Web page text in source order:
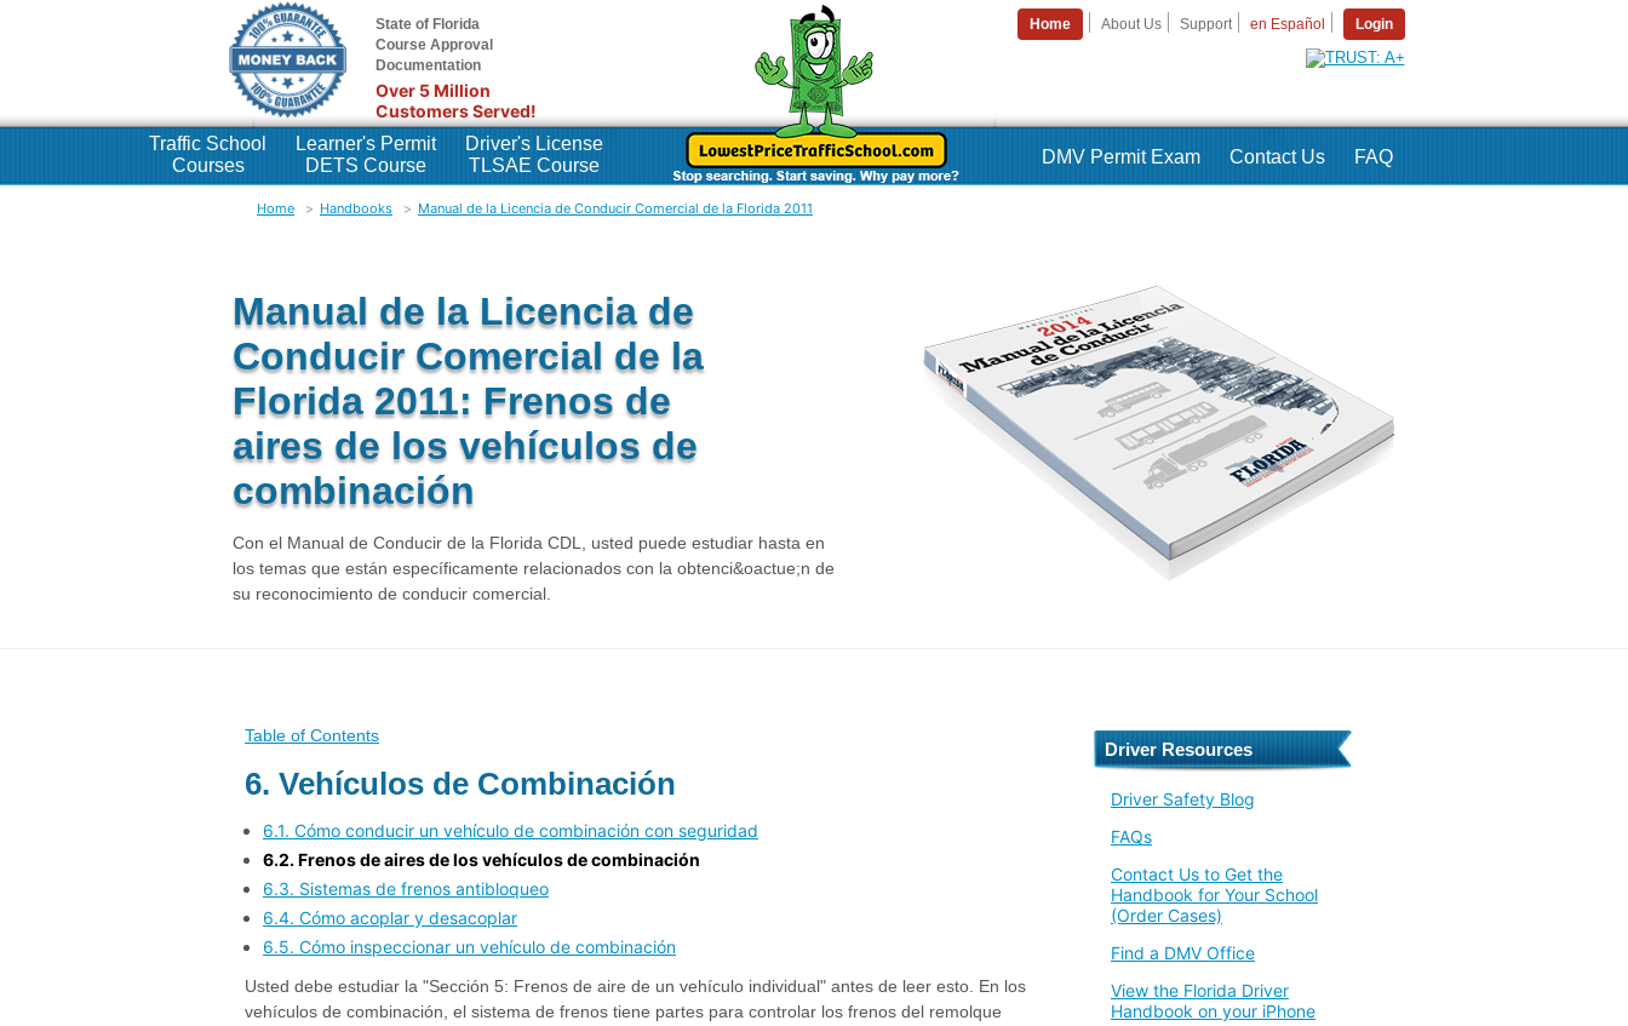
State of Florida
Course Approval
Documentation
Over 5 Million
Customers Served!
Home About Us Support en Español Login
Traffic School
Courses
Learner's Permit
DETS Course
Driver's License
TLSAE Course
DMV Permit Exam Contact Us FAQ
Home Handbooks Manual de la Licencia de Conducir Comercial de la Florida 2011
Manual de la Licencia de
Conducir Comercial de la
Florida 2011: Frenos de
aires de los vehículos de
combinación
Con el Manual de Conducir de la Florida CDL, usted puede estudiar hasta en
los temas que están específicamente relacionados con la obtenci&oactue;n de
su reconocimiento de conducir comercial.
Table of Contents
6. Vehículos de Combinación
6.1. Cómo conducir un vehículo de combinación con seguridad
6.2. Frenos de aires de los vehículos de combinación
6.3. Sistemas de frenos antibloqueo
6.4. Cómo acoplar y desacoplar
6.5. Cómo inspeccionar un vehículo de combinación
Usted debe estudiar la "Sección 5: Frenos de aire de un vehículo individual" antes de leer esto. En los
vehículos de combinación, el sistema de frenos tiene partes para controlar los frenos del remolque
Driver Resources
Driver Safety Blog
FAQs
Contact Us to Get the
Handbook for Your School
(Order Cases)
Find a DMV Office
View the Florida Driver
Handbook on your iPhone